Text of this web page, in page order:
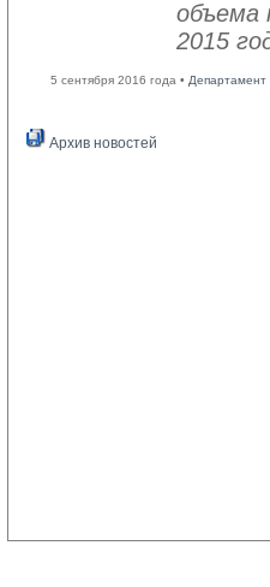
объема
2015
5 сентября 2016 года • Департамент
Архив новостей